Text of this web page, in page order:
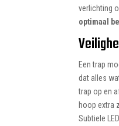
verlichting
optimaal
Een trap
dat alles
trap op en
hoop extra
Subtiele